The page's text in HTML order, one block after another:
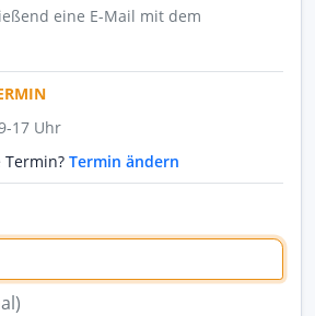
eine E-Mail mit dem
17 Uhr
Termin ändern